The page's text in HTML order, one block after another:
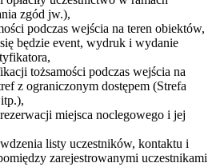
zgód jw.),
podczas wejścia na teren obiektów,
będzie event, wydruk i wydanie
tożsamości podczas wejścia na
z ograniczonym dostępem (Strefa
miejsca noclegowego i jej
listy uczestników, kontaktu i
zarejestrowanymi uczestnikami